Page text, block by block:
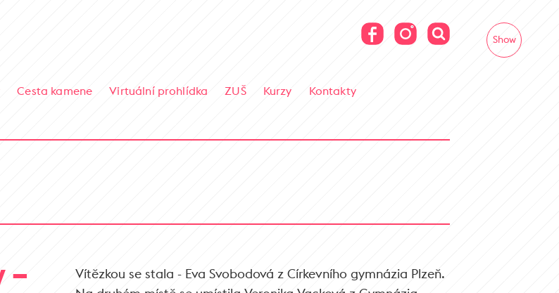
Cesta kamene Virtuální prohlídka ZUŠ Kurzy Kontakty
–
Vítězkou se stala - Eva Svobodová z Církevního gymnázia Plzeň.
Show